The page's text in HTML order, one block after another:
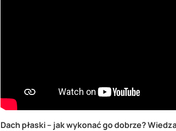
Dach płaski – jak wykonać go dobrze?